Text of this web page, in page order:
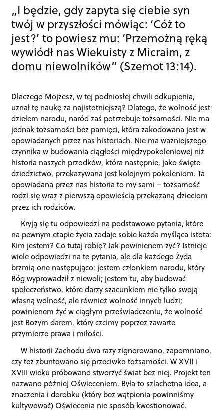
„I będzie, gdy zapyta się ciebie syn
twój w przyszłości mówiąc: ‘Cóż to
jest?’ to powiesz mu: ‘Przemożną ręką
wywiódł nas Wiekuisty z Micraim, z
domu niewolników” (Szemot 13:14).
Dlaczego Mojżesz, w tej podniosłej chwili odkupienia,
uznał tę naukę za najistotniejszą? Dlatego, że wolność jest
dziełem narodu, naród zaś potrzebuje tożsamości. Nie ma
jednak tożsamości bez pamięci, która zakodowana jest w
opowiadanych przez nas historiach. Nie ma ważniejszego
czynnika w budowania ciągłości międzypokoleniowej niż
historia naszych przodków, która następnie, jako święte
dziedzictwo, przekazywana jest kolejnym pokoleniom. Ta
opowiadana przez nas historia to my sami – tożsamość
rodzi się wraz z pierwszą opowieścią przekazaną dzieciom
przez ich rodziców.
Kryją się tu odpowiedzi na podstawowe pytania, które
na pewnym etapie życia zadaje sobie każda myśląca istota:
Kim jestem? Co tutaj robię? Jak powinienem żyć? Istnieje
wiele odpowiedzi na te pytania, ale dla każdego Żyda
brzmią one następująco: jestem członkiem narodu, który
Bóg wyprowadził z niewoli; jestem tu, aby budować
społeczeństwo, które darzy szacunkiem nie tylko swoją
własną wolność, ale również wolność innych ludzi;
powinienem żyć w ciągłym przeświadczeniu, że wolność
jest Bożym darem, który czcimy poprzez zawarte
przymierze prawa i miłości.
W historii Zachodu dwa razy zignorowano, zapomniano,
czy też zbuntowano się przeciwko tożsamości. W XVII i
XVIII wieku próbowano stworzyć świat bez niej. Projekt ten
nazwano później Oświeceniem. Była to szlachetna idea, a
znaczenia i dorobku (który bez wątpienia powinniśmy
kultywować) Oświecenia nie sposób kwestionować.